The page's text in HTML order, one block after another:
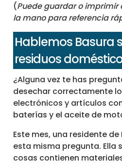
(Puede guardar o imprimir
la mano para referencia
Hablemos Basura
residuos
¿Alguna vez te has
desechar correctamente
electrónicos y artículos
baterías y el aceite de
Este mes, una residente de
esta misma pregunta. Ella
cosas contienen